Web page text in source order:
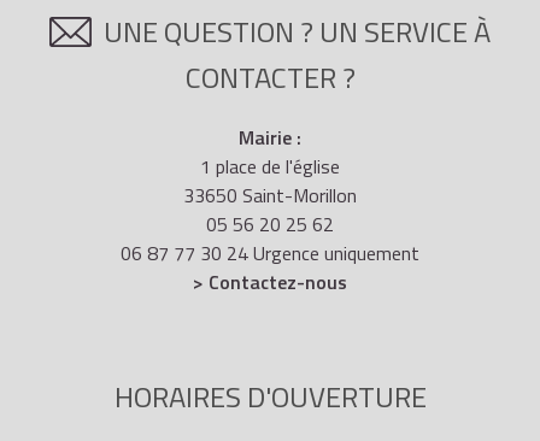
UNE QUESTION ? UN SERVICE À
CONTACTER ?
Mairie :
1 place de l'église
33650 Saint-Morillon
05 56 20 25 62
06 87 77 30 24 Urgence uniquement
> Contactez-nous
HORAIRES D'OUVERTURE